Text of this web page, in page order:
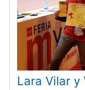
Lara Vilar y